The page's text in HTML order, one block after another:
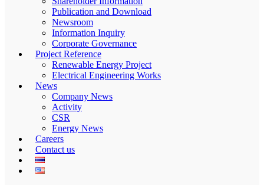
Publication and Download
Newsroom
Information Inquiry
Corporate Governance
Project Reference
Renewable Energy Project
Electrical Engineering Works
News
Company News
Activity
CSR
Energy News
Careers
Contact us